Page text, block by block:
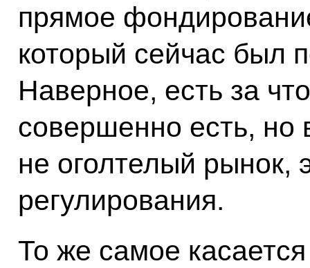
прямое
который сейчас был
Наверное, есть за
совершенно есть, но
не оголтелый рынок,
регулирования.
То же самое